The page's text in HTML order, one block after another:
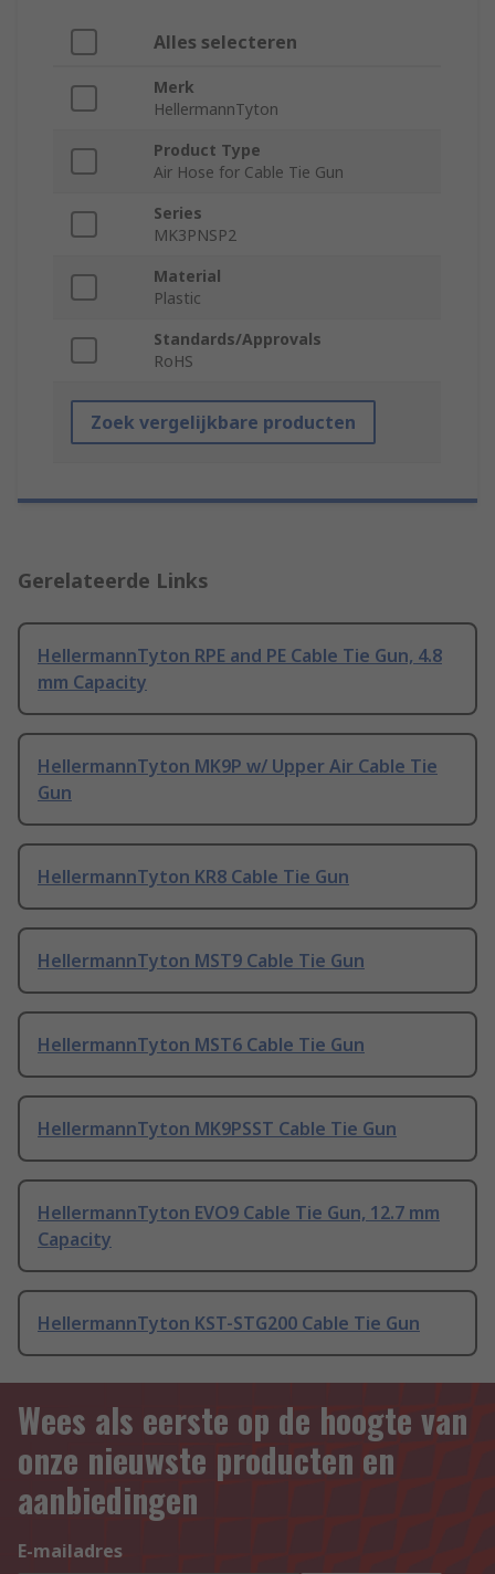
Alles selecteren
Merk
HellermannTyton
Product Type
Air Hose for Cable Tie Gun
Series
MK3PNSP2
Material
Plastic
Standards/Approvals
RoHS
Zoek vergelijkbare producten
Gerelateerde Links
HellermannTyton RPE and PE Cable Tie Gun, 4.8
mm Capacity
HellermannTyton MK9P w/ Upper Air Cable Tie
Gun
HellermannTyton KR8 Cable Tie Gun
HellermannTyton MST9 Cable Tie Gun
HellermannTyton MST6 Cable Tie Gun
HellermannTyton MK9PSST Cable Tie Gun
HellermannTyton EVO9 Cable Tie Gun, 12.7 mm
Capacity
HellermannTyton KST-STG200 Cable Tie Gun
Wees als eerste op de hoogte van
onze nieuwste producten en
aanbiedingen
E-mailadres